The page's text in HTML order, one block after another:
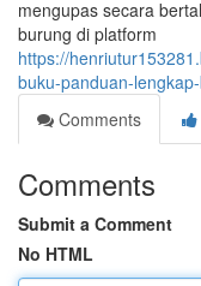
mengupas secara
burung di platform
https://
buku-panduan-
Comments
Comments
Submit a Comment
No HTML